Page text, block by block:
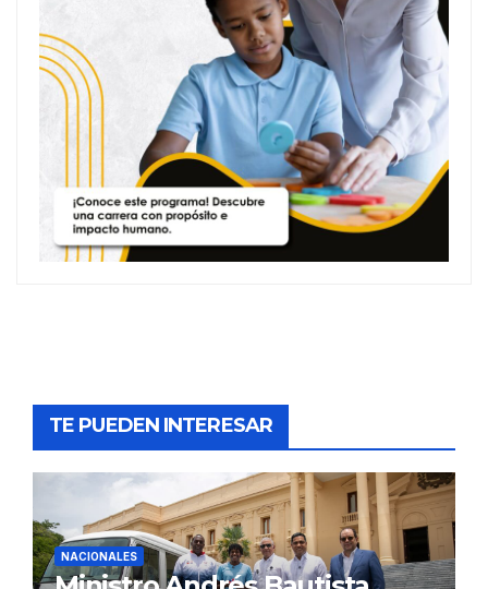
TE PUEDEN INTERESAR
NACIONALES